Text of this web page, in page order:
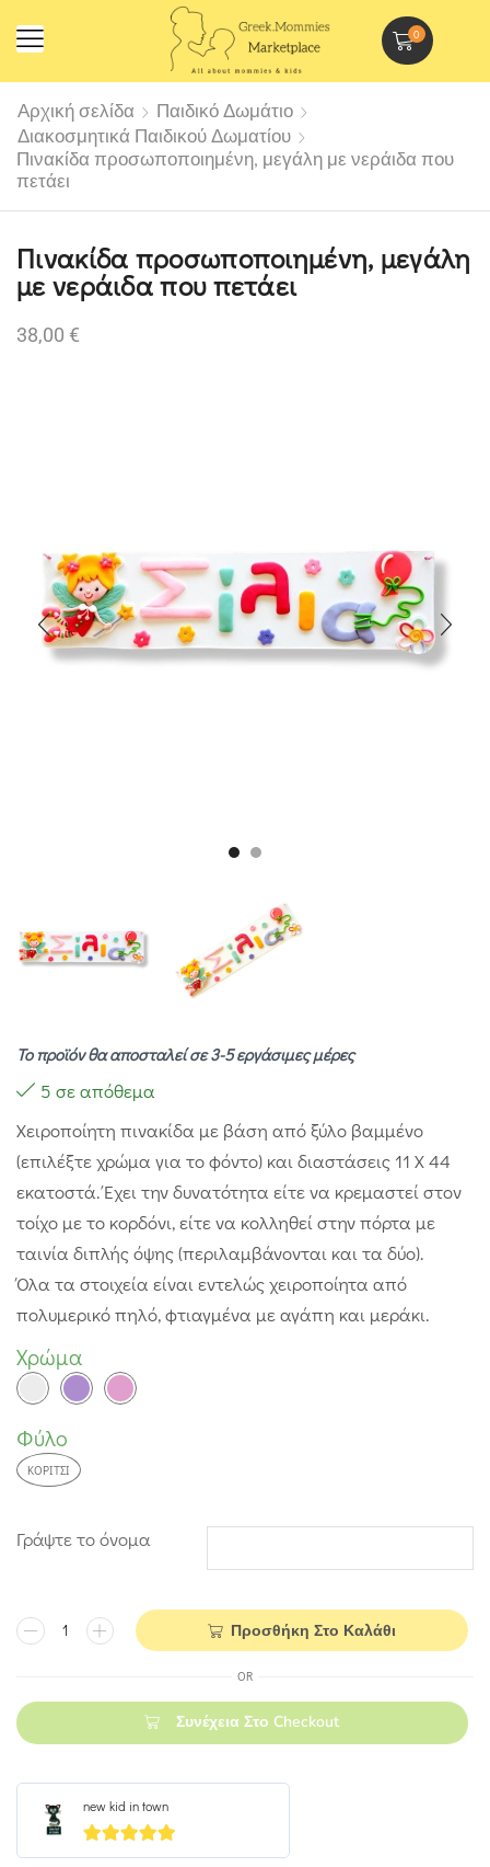
0
Αρχική σελίδα
Παιδικό Δωμάτιο
Διακοσμητικά Παιδικού Δωματίου
Πινακίδα προσωποποιημένη, μεγάλη με νεράιδα που
πετάει
Πινακίδα προσωποποιημένη, μεγάλη
με νεράιδα που πετάει
38,00 €
Το προϊόν θα αποσταλεί σε 3-5 εργάσιμες μέρες
5 σε απόθεμα
Χειροποίητη πινακίδα με βάση από ξύλο βαμμένο
(επιλέξτε χρώμα για το φόντο) και διαστάσεις 11 Χ 44
εκατοστά. Έχει την δυνατότητα είτε να κρεμαστεί στον
τοίχο με το κορδόνι, είτε να κολληθεί στην πόρτα με
ταινία διπλής όψης (περιλαμβάνονται και τα δύο).
Όλα τα στοιχεία είναι εντελώς χειροποίητα από
πολυμερικό πηλό, φτιαγμένα με αγάπη και μεράκι.
Χρώμα
Φύλο
ΚΟΡΊΤΣΙ
Γράψτε το όνομα
Προσθήκη Στο Καλάθι
OR
Συνέχεια Στο Checkout
new kid in town
5out of 5